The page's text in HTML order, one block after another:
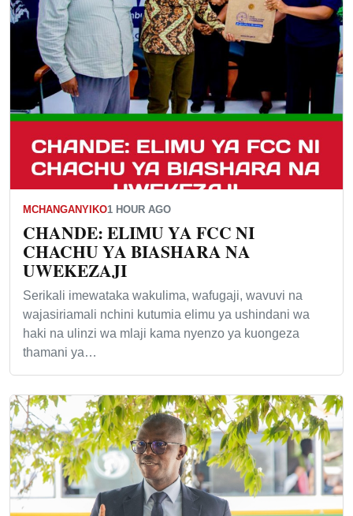
MCHANGANYIKO1 HOUR AGO
CHANDE: ELIMU YA FCC NI
CHACHU YA BIASHARA NA
UWEKEZAJI
Serikali imewataka wakulima, wafugaji, wavuvi na
wajasiriamali nchini kutumia elimu ya ushindani wa
haki na ulinzi wa mlaji kama nyenzo ya kuongeza
thamani ya…